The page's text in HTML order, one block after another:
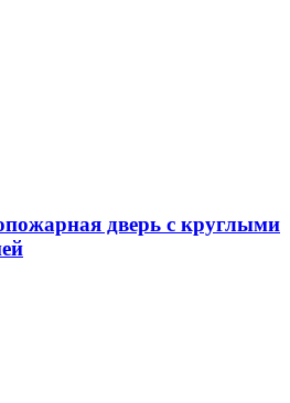
дверь с круглыми